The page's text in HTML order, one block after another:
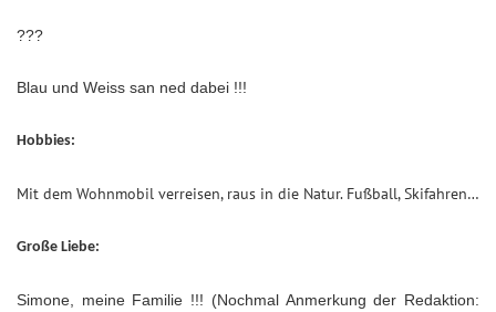
???
Blau und Weiss san ned dabei !!!
Hobbies:
Mit dem Wohnmobil verreisen, raus in die Natur. Fußball, Skifahren…
Große Liebe:
Simone, meine Familie !!! (Nochmal Anmerkung der Redaktion: